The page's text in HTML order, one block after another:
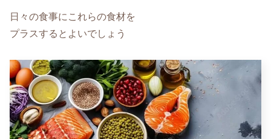
日々の食事にこれらの食材を
プラスするとよいでしょう